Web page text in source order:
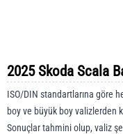
2025 Skoda Scala
ISO/DIN standartlarına göre
boy ve büyük boy valizlerden
Sonuçlar tahmini olup, valiz